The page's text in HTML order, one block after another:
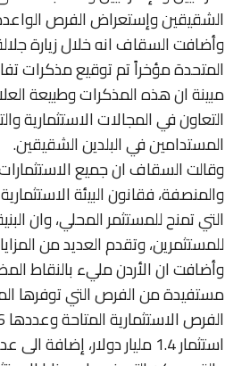
الشقيقين وإستعراض الفرص
وأضافت السقاف انه خلال زيارة جلالة
المتحدة مؤخراً تم توقيع مذكرات
مبينة ان هذه المذكرات وطبيعة
التعاون في المجالات الاستثمارية
المستدامين في البلدين الشقيقين.
وقالت السقاف ان جميع الاستثمارات
والمنصفة، فقانون البيئة
التي تمنح للمستثمر المحلي، وان
للمستثمرين، وتقدم العديد من
وأضافت ان الأردن مليء بالنقاط
مستفيدة من الفرص التي توفرها
استثمار 1.4 مليار دولار،